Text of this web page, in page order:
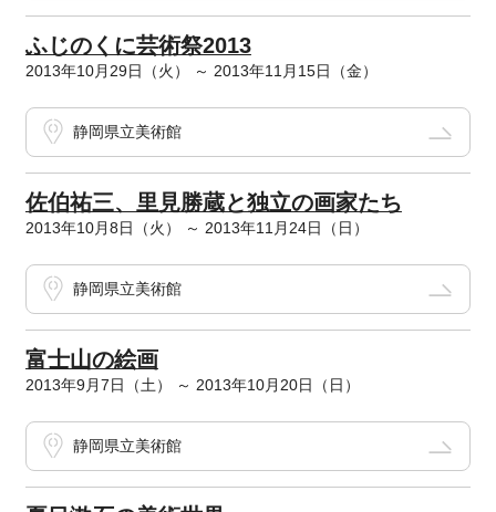
ふじのくに芸術祭2013
2013年10月29日（火） ～ 2013年11月15日（金）
静岡県立美術館
佐伯祐三、里見勝蔵と独立の画家たち
2013年10月8日（火） ～ 2013年11月24日（日）
静岡県立美術館
富士山の絵画
2013年9月7日（土） ～ 2013年10月20日（日）
静岡県立美術館